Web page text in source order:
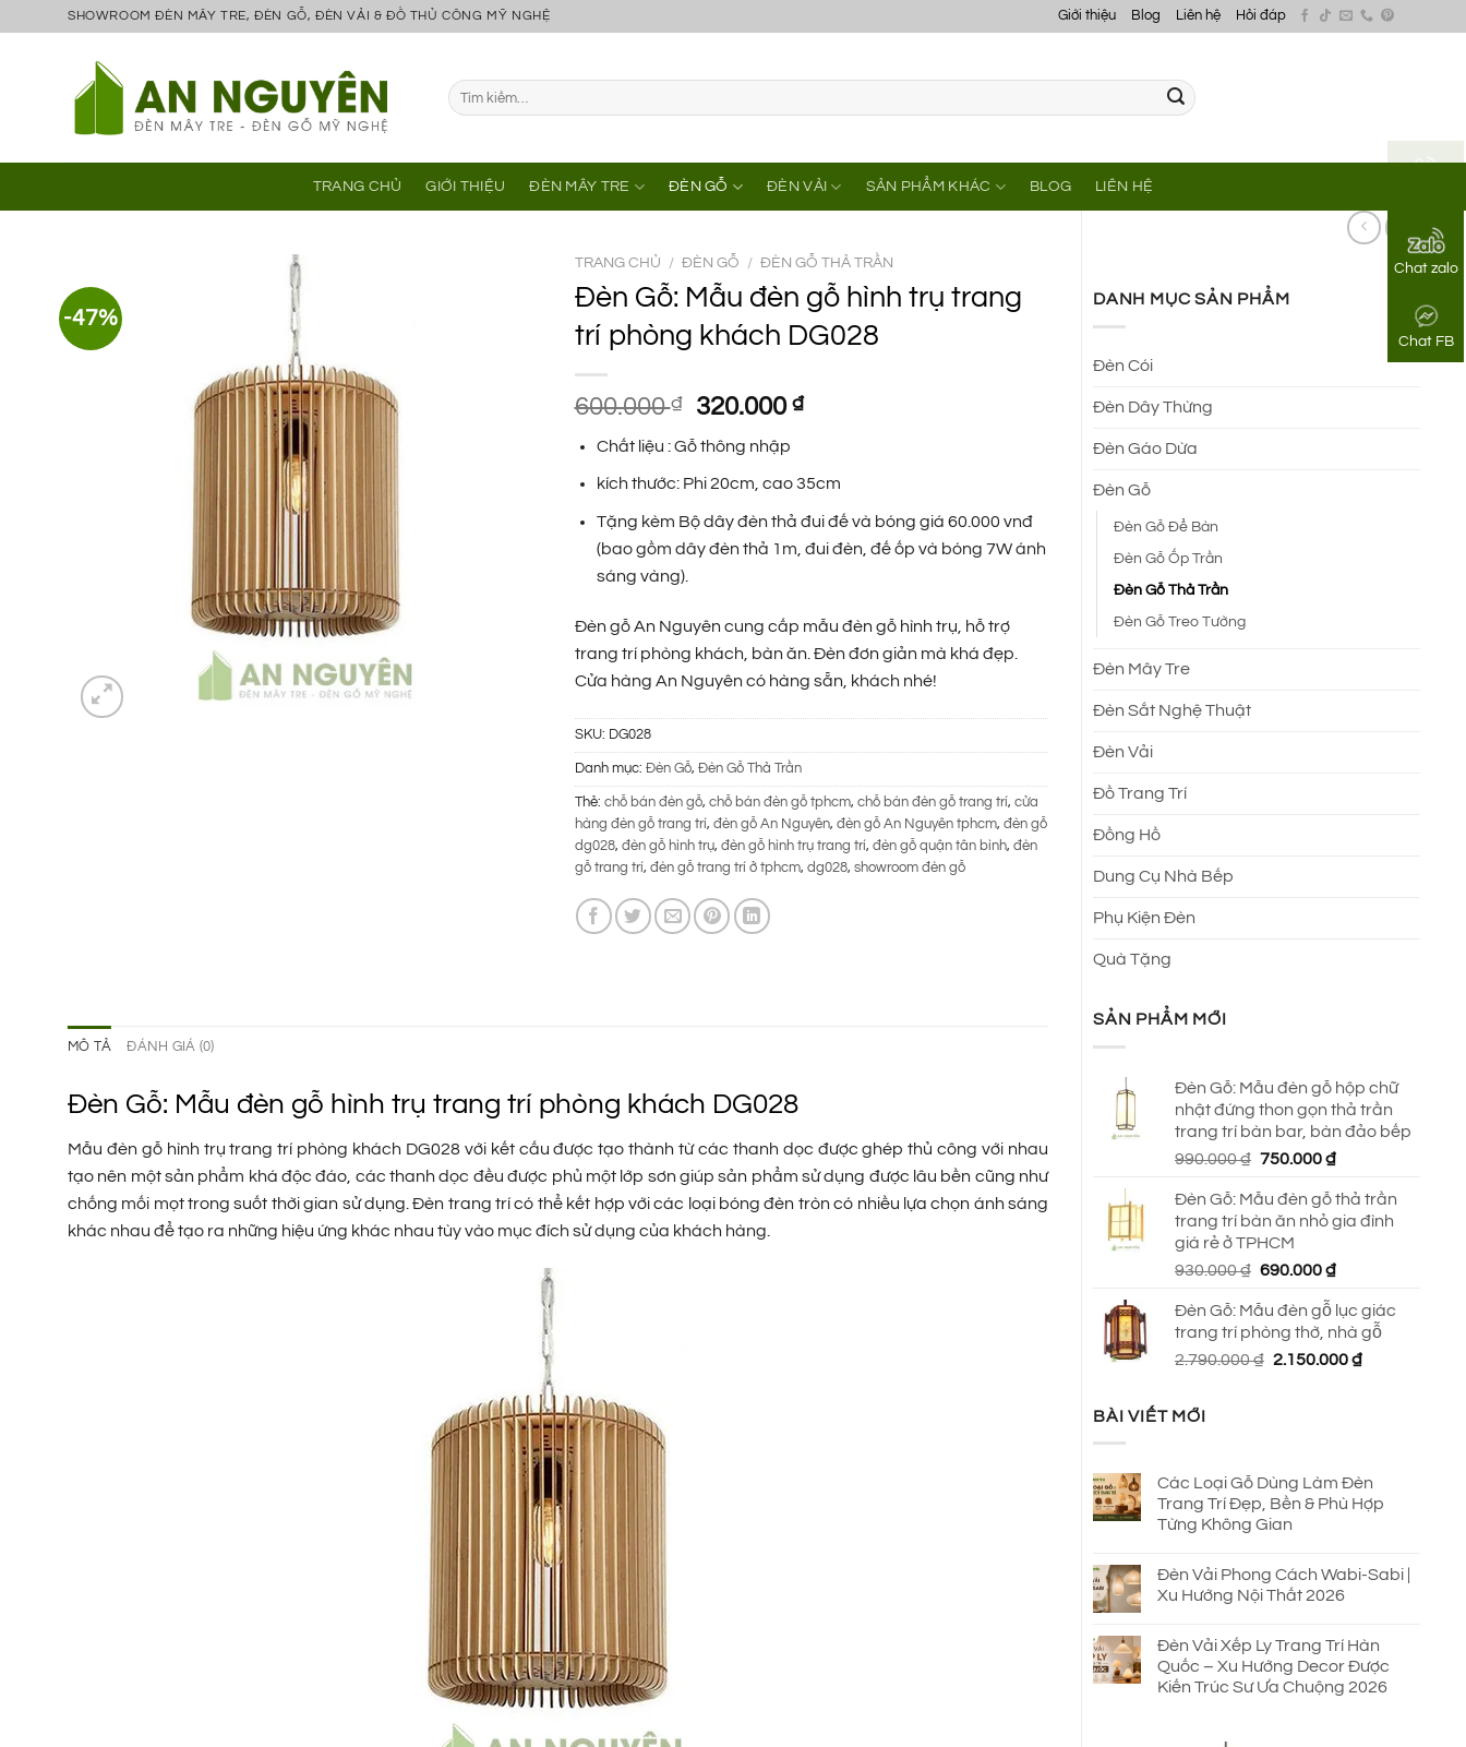
Chat zalo
Chat FB
SHOWROOM ĐÈN MÂY TRE, ĐÈN GỖ, ĐÈN VẢI & ĐỒ THỦ CÔNG MỸ NGHỆ Giới thiệu Blog Liên hệ Hỏi đáp
Tìm
kiếm:
TRANG CHỦ GIỚI THIỆU ĐÈN MÂY TRE ĐÈN GỖ ĐÈN VẢI SẢN PHẨM KHÁC BLOG LIÊN HỆ
DANH MỤC SẢN PHẨM
Đèn Cói
Đèn Dây Thừng
Đèn Gáo Dừa
Đèn Gỗ
Đèn Gỗ Để Bàn
Đèn Gỗ Ốp Trần
Đèn Gỗ Thả Trần
Đèn Gỗ Treo Tường
Đèn Mây Tre
Đèn Sắt Nghệ Thuật
Đèn Vải
Đồ Trang Trí
Đồng Hồ
Dung Cụ Nhà Bếp
Phụ Kiện Đèn
Quà Tặng
SẢN PHẨM MỚI
Đèn Gỗ: Mẫu đèn gỗ hộp chữ
nhật đứng thon gọn thả trần
trang trí bàn bar, bàn đảo bếp
990.000₫ Giá
là:
990.000 ₫.
750.000₫Giá
tại
là:
Đèn Gỗ: Mẫu đèn gỗ thả trần
trang trí bàn ăn nhỏ gia đình
giá rẻ ở TPHCM
930.000₫ Giá
là:
930.000 ₫.
690.000₫Giá
tại
là:
690.000 ₫.
Đèn Gỗ: Mẫu đèn gỗ lục giác
trang trí phòng thờ, nhà gỗ
2.790.000₫ Giá
2.150.000₫Giá
BÀI VIẾT MỚI
Các Loại Gỗ Dùng Làm Đèn
Trang Trí Đẹp, Bền & Phù Hợp
Từng Không Gian
Đèn Vải Phong Cách Wabi-Sabi |
Xu Hướng Nội Thất 2026
Đèn Vải Xếp Ly Trang Trí Hàn
Quốc – Xu Hướng Decor Được
Kiến Trúc Sư Ưa Chuộng 2026
-47%
TRANG CHỦ / ĐÈN GỖ / ĐÈN GỖ THẢ TRẦN
Đèn Gỗ: Mẫu đèn gỗ hình trụ trang
trí phòng khách DG028
600.000₫
Giá
là:
600.000 ₫.
320.000 ₫Giá
là:
320.000 ₫.
Chất liệu : Gỗ thông nhập
kích thước: Phi 20cm, cao 35cm
Tặng kèm Bộ dây đèn thả đui đế và bóng giá 60.000 vnđ
(bao gồm dây đèn thả 1m, đui đèn, đế ốp và bóng 7W ánh
sáng vàng).
Đèn gỗ An Nguyên cung cấp mẫu đèn gỗ hình trụ, hỗ trợ
trang trí phòng khách, bàn ăn. Đèn đơn giản mà khá đẹp.
Cửa hàng An Nguyên có hàng sẵn, khách nhé!
SKU: DG028
Danh mục: Đèn Gỗ, Đèn Gỗ Thả Trần
Thẻ: chỗ bán đèn gỗ, chỗ bán đèn gỗ tphcm, chỗ bán đèn gỗ trang trí, cửa
hàng đèn gỗ trang trí, đèn gỗ An Nguyên, đèn gỗ An Nguyên tphcm, đèn gỗ
dg028, đèn gỗ hình trụ, đèn gỗ hình trụ trang trí, đèn gỗ quận tân bình, đèn
gỗ trang trí, đèn gỗ trang trí ở tphcm, dg028, showroom đèn gỗ
MÔ TẢ ĐÁNH GIÁ (0)
Đèn Gỗ: Mẫu đèn gỗ hình trụ trang trí phòng khách DG028
Mẫu đèn gỗ hình trụ trang trí phòng khách DG028 với kết cấu được tạo thành từ các thanh dọc được ghép thủ công với nhau
tạo nên một sản phẩm khá độc đáo, các thanh dọc đều được phủ một lớp sơn giúp sản phẩm sử dụng được lâu bền cũng như
chống mối mọt trong suốt thời gian sử dụng. Đèn trang trí có thể kết hợp với các loại bóng đèn tròn có nhiều lựa chọn ánh sáng
khác nhau để tạo ra những hiệu ứng khác nhau tùy vào mục đích sử dụng của khách hàng.